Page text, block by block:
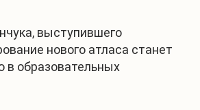
выступившего
нового атласа станет
в образовательных